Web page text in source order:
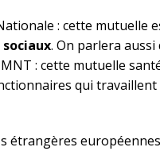
: cette mutuelle
. On parlera
: cette mutuelle
qui
étrangères